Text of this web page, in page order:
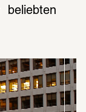
beliebten